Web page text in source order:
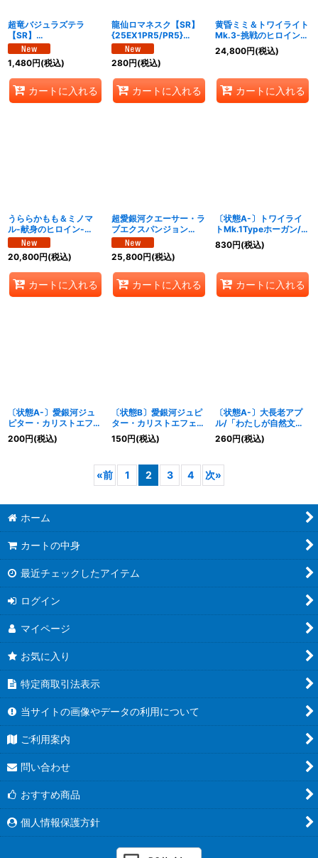
超竜バジュラズテラ
【SR】
{25EX1PR4/PR5}
《火》
1,480円(税込)
カートに入れる
龍仙ロマネスク【SR】
{25EX1PR5/PR5}
《多》
280円(税込)
カートに入れる
黄昏ミミ＆トワイライト
Mk.3-挑戦のヒロイン-
【SPR】{25EX1SPR秘
2超/SPR秘5}《水》
24,800円(税込)
カートに入れる
うららかもも＆ミノマ
ル-献身のヒロイン-
【SPR】{25EX1SPR秘
4超/SPR秘5}《自然》
20,800円(税込)
カートに入れる
超愛銀河クエーサー・ラ
ブエクスパンジョン
【SPR】{25EX1SPR秘
5超/SPR秘5}《多》
25,800円(税込)
カートに入れる
〔状態A-〕トワイライ
トMk.1Typeホーガン/
「イチバンになってみせ
る！」【SR】
830円(税込)
カートに入れる
〔状態A-〕愛銀河ジュ
ピター・カリストエフェ
クト【R】
{25EX150/89}《自然》
200円(税込)
〔状態B〕愛銀河ジュピ
ター・カリストエフェク
ト【R】{25EX150/89}
《自然》
150円(税込)
〔状態A-〕大長老アプ
ル/「わたしが自然文明
のプリンセス？」【U】
{25EX163/89}《自然》
260円(税込)
«前 1 2 3 4 次»
ホーム
カートの中身
最近チェックしたアイテム
ログイン
マイページ
お気に入り
特定商取引法表示
当サイトの画像やデータの利用について
ご利用案内
問い合わせ
おすすめ商品
個人情報保護方針